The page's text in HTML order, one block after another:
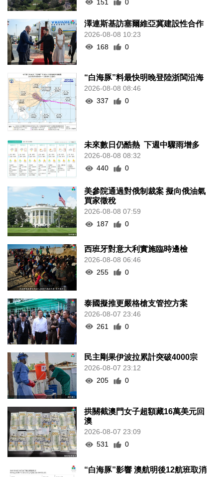
151 0
澤連斯基訪塞爾維亞冀建設性合作
2026-08-08 10:23
168
0
“白海豚”料最快明晚登陸浙閩沿海
2026-08-08 08:46
337
0
未來數日仍酷熱 下週中驟雨增多
2026-08-08 08:32
440
0
美參院通過對俄制裁案 擬向俄油氣
買家徵稅
2026-08-08 07:59
187
0
西班牙對意大利實施臨時邊檢
2026-08-08 06:46
255
0
泰國擬推更嚴格槍支管控方案
2026-08-07 23:46
261
0
民主剛果伊波拉累計突破4000宗
2026-08-07 23:12
205
0
拱關截澳門女子超額藏16萬美元回
澳
2026-08-07 23:09
531
0
“白海豚”影響 澳航明後12航班取消